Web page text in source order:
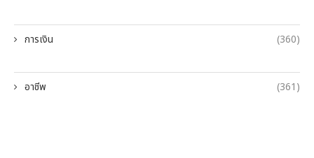
การเงิน (360)
อาชีพ (361)